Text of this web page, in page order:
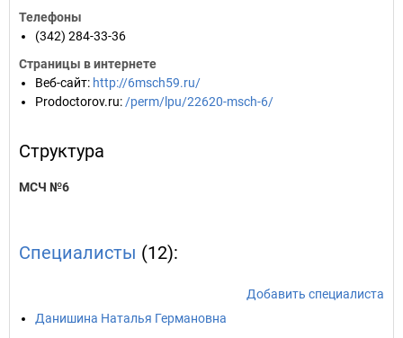
Телефоны
(342) 284-33-36
Страницы в интернете
Веб-сайт: http://6msch59.ru/
Prodoctorov.ru: /perm/lpu/22620-msch-6/
Структура
МСЧ №6
Специалисты (12):
Добавить специалиста
Данишина Наталья Германовна